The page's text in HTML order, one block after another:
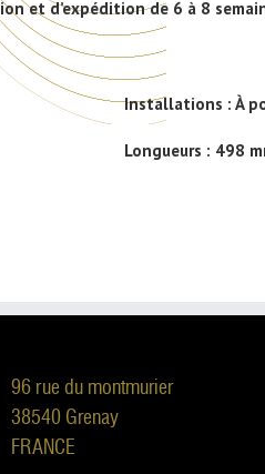
et d’expédition de 6 à 8
Installations : À
Longueurs : 498
96 rue du montmurier
38540 Grenay
FRANCE